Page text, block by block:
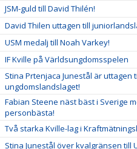
JSM-guld till David Thilén!
David Thilen uttagen till
USM medalj till Noah Varkey!
IF Kville på Världsungdomsspelen
Stina Prtenjaca Junestål är uttagen
ungdomslandslaget!
Fabian Steene näst bäst i Sverige
personbästa!
Två starka Kville-lag i
Stina Junestål över kvalgränsen till